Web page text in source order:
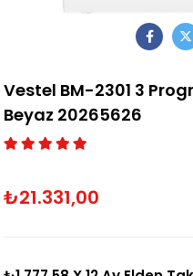
Vestel BM-2301 3
Beyaz 20265626
₺21.331,00